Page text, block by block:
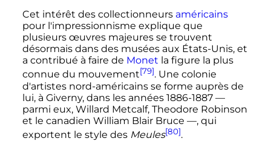
Cet intérêt des collectionneurs américains
pour l'impressionnisme explique que
plusieurs œuvres majeures se trouvent
désormais dans des musées aux États-Unis, et
a contribué à faire de Monet la figure la plus
connue du mouvement[79]. Une colonie
d'artistes nord-américains se forme auprès de
lui, à Giverny, dans les années 1886-1887 —
parmi eux, Willard Metcalf, Theodore Robinson
et le canadien William Blair Bruce —, qui
exportent le style des Meules[80].